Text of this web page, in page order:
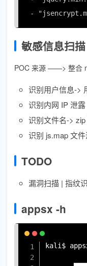
-
敏感信息扫描
POC 来源 ——> 整合
识别用户信息->
识别内网 IP 泄露
识别文件名->
识别 js.map 文
TODO
漏洞扫描 | 指纹
appsx -h
kali$